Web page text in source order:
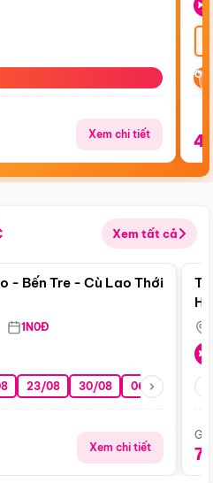
Xem chi tiết
Xem tất cả
Điểm nổi bật
- Bến Tre - Cù Lao Thới
1N0Đ
23/08 30/08 06/09 13/09
Xem chi tiết